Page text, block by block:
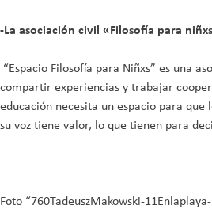
-La asociación civil «Filosofía para
“Espacio Filosofía para Niñxs” es una
compartir experiencias y trabajar
educación necesita un espacio para
su voz tiene valor, lo que tienen para
Foto “760TadeuszMakowski-